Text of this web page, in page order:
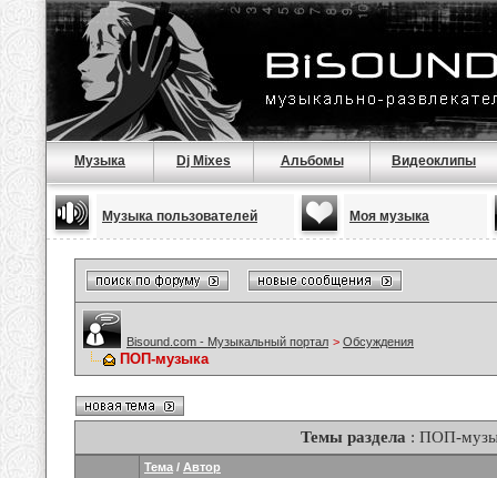
Музыка Dj Mixes Альбомы Видеоклипы
Музыка пользователей Моя музыка
Bisound.com - Музыкальный портал > Обсуждения
ПОП-музыка
Темы раздела : ПОП-
Тема / Автор